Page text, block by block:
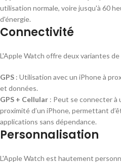
utilisation normale, voire jusqu'à 60
d'énergie.
Connectivité
L'Apple Watch offre deux variantes
GPS : Utilisation avec un iPhone à
et données.
GPS + Cellular : Peut se connecter à
proximité d’un iPhone, permettant
applications sans dépendance.
Personnalisation
L'Apple Watch est hautement